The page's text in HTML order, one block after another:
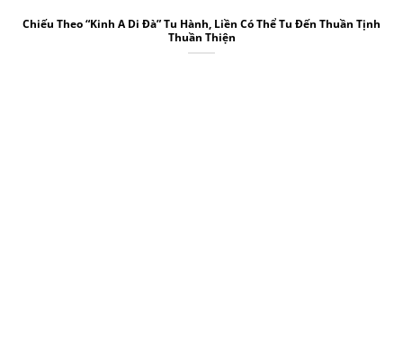
Chiếu Theo “Kinh A Di Đà” Tu Hành, Liền Có Thể Tu Đến Thuần Tịnh
Thuần Thiện